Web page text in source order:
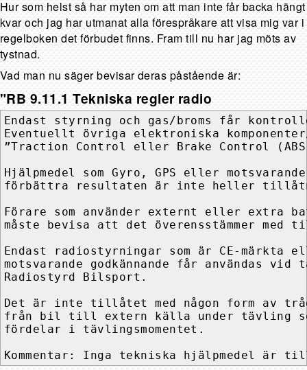
Hur som helst så har myten om att man inte får backa hängt
kvar och jag har utmanat alla förespråkare att visa mig var i
regelboken det förbudet finns. Fram till nu har jag möts av
tystnad.
Vad man nu säger bevisar deras påstående är:
"RB 9.11.1 Tekniska regler radio
Endast styrning och gas/broms får
Eventuellt övriga elektroniska
”Traction Control eller Brake Control
Hjälpmedel som Gyro, GPS eller
förbättra resultaten är inte heller
Förare som använder externt eller extra
måste bevisa att det överensstämmer
Endast radiostyrningar som är CE-märkta
motsvarande godkännande får användas
Radiostyrd Bilsport.
Det är inte tillåtet med någon form av
från bil till extern källa under tävling
fördelar i tävlingsmomentet.
Kommentar: Inga tekniska hjälpmedel är